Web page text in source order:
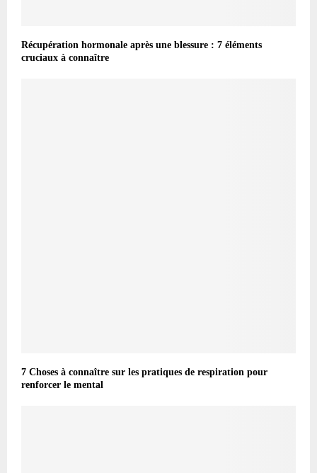
Récupération hormonale après une blessure : 7 éléments
cruciaux à connaître
7 Choses à connaître sur les pratiques de respiration pour
renforcer le mental